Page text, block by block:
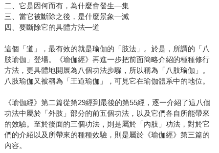
二、它是因何而有，為什麼會發生—集
三、當它被斷除之後，是什麼景象—滅
四、要斷除它的具體方法—道
這個「道」，最有效的就是瑜伽的「肢法」。於是，所謂的「八
肢瑜伽」登場。《瑜伽經》再進一步把前面簡略介紹的種種修行
方法，更具體地開展為八個功法步驟，所以稱為「八肢瑜伽」。
八肢瑜伽又被稱為「王道瑜伽」，可見它在瑜伽體系中的地位。
《瑜伽經》第二篇從第29經到最後的第55經，逐一介紹了這八個
功法中屬於「外肢」部分的前五個功法，以及它們各自所能帶來
的效驗。至於後面的三個功法，則是屬於「內肢」功法，對於它
們的介紹以及所帶來的種種效驗，則是屬於《瑜伽經》第三篇的
內容。